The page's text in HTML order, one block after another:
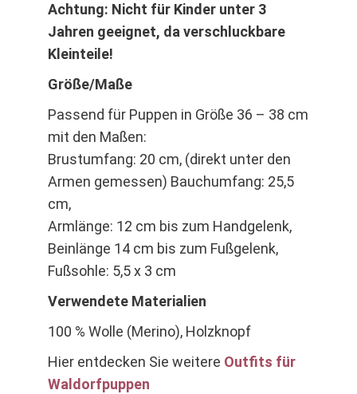
Achtung: Nicht für Kinder unter 3
Jahren geeignet, da verschluckbare
Kleinteile!
Größe/Maße
Passend für Puppen in Größe 36 – 38 cm
mit den Maßen:
Brustumfang: 20 cm, (direkt unter den
Armen gemessen) Bauchumfang: 25,5
cm,
Armlänge: 12 cm bis zum Handgelenk,
Beinlänge 14 cm bis zum Fußgelenk,
Fußsohle: 5,5 x 3 cm
Verwendete Materialien
100 % Wolle (Merino), Holzknopf
Hier entdecken Sie weitere Outfits für
Waldorfpuppen